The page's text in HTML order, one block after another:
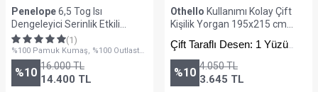
Penelope6,5 Tog Isı
Dengeleyici Serinlik Etkili
Battal Boy Yorgan - Thermo
Lyo Serisi
(1)
%100 Pamuk Kumaş, %100 Outlast
Lyocell Kumaş
%10 16.000TL
14.400 TL
Othello Kullanımı Kolay Çift
Kişilik Yorgan 195x215 cm
Çift Taraflı Desen: 1 Yüzü
Desenli
%10 4.050TL
3.645 TL